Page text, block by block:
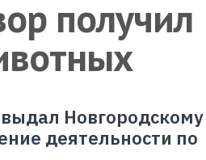
получил
Новгородскому
деятельности по